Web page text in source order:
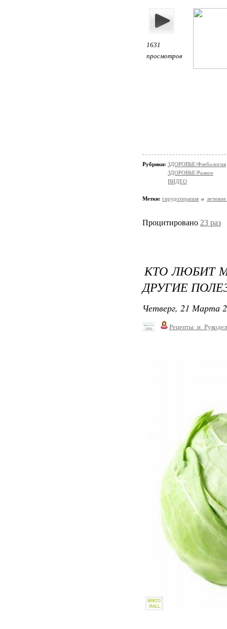
1631
просмотров
Рубрики: ЗДОРОВЬЕ/Флебология
ЗДОРОВЬЕ/Разное
ВИДЕО
Метки: гирудотерапия
Процитировано 23 раз
КТО ЛЮБИТ
ДРУГИЕ
Четверг, 21 Марта